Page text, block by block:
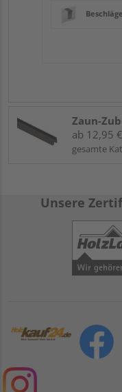
Beschläge
Zaun-
ab 12,95
gesamte
Unsere